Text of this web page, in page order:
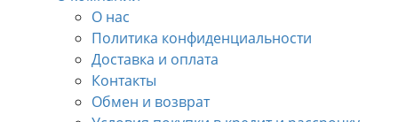
О нас
Политика конфиденциальности
Доставка и оплата
Контакты
Обмен и возврат